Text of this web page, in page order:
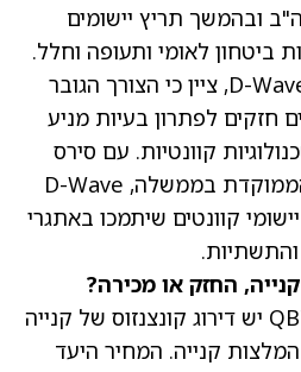
ובהמשך תריץ יישומים
ביטחון לאומי ותעופה וחלל.
ד"ר אלן באראץ, מנכ"ל D-Wave, ציין כי הצורך הגובר
לפתרון בעיות מניע
קוונטיות. עם סירס
בראש היחידה החדשה הממוקדת בממשלה, D-Wave
קוונטים שיתמכו באתגרי
ב-TipRanks, למניית QBTS יש דירוג קונצנזוס של קנייה
קנייה. המחיר היעד